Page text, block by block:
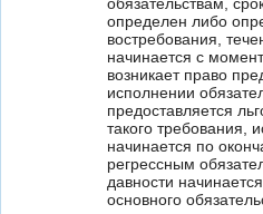
определен либо
востребования,
начинается с
возникает право
исполнении
предоставляется
такого требования,
начинается по
регрессным
давности
основного